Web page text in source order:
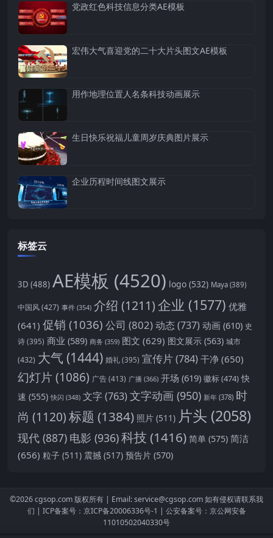
党政红色科技信息分类AE模板
宏伟大气喜迎党的二十大片头图文AE模板
用作地理位置人名条科技动画展示
生日快乐祝福儿童周岁庆典图片展示
企业历程时间线图文展示
标签云
3D (488) AE模板 (4520) logo (532) Maya (389)
中国风(427) 事件 (354) 介绍 (1211)企业 (1577) 优雅
(641) 促销 (1036) 公司 (802)动态 (737) 动画 (610) 史
诗 (395) 商业 (589) 商务 (359) 图文 (629) 图文展示 (563) 城市
(432) 大气 (1444) 婚礼 (395) 宣传片(784) 干净 (650)
幻灯片 (1086) 广告(413) 广播 (366) 开场 (619) 徽标(474) 快
速 (555) 快闪 (348) 文字(763)文字动画 (950) 新年 (378) 时
尚 (1120)标题 (1384) 照片 (511) 片头 (2058)
现代 (887) 电影 (936)科技 (1416) 简单 (575) 简洁
(656) 粒子 (511) 震撼 (517) 预告片 (570)
©2026cgsop.com 版权所有 | Email: service@cgsop.com如有侵权请联系我
们 | ICP备案号：京ICP备20006336号-1 | 公安备案号：京公网安备
11010502040330号